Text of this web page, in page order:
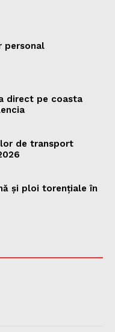
personal
direct pe coasta
de transport
şi ploi torenţiale în